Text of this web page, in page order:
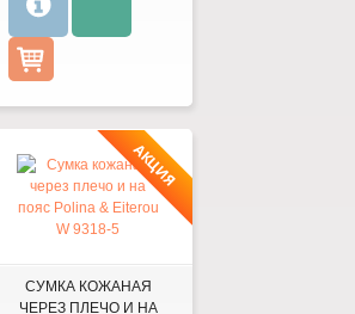
АКЦИЯ
СУМКА КОЖАНАЯ
ЧЕРЕЗ ПЛЕЧО И НА